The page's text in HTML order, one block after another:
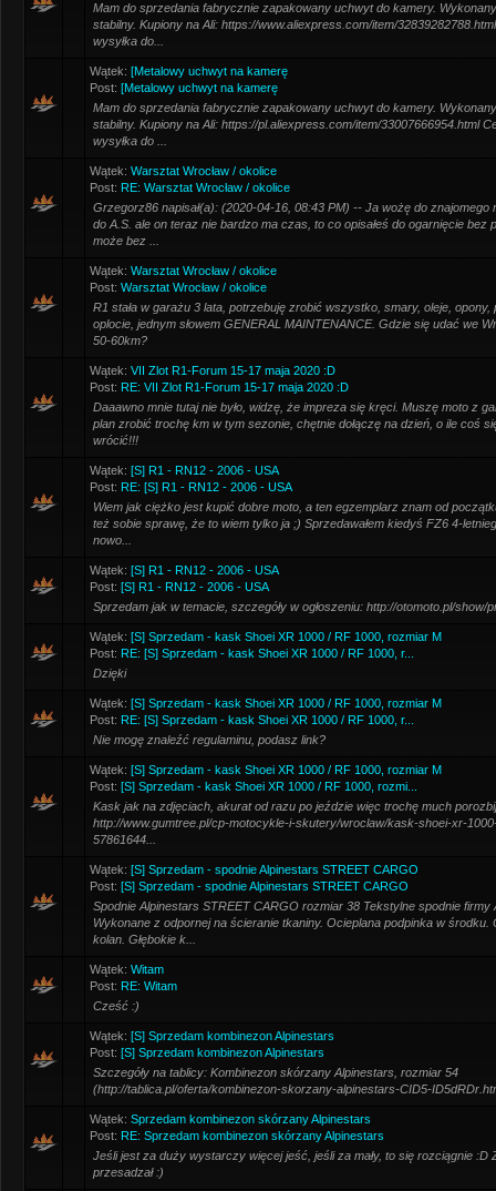
Mam do sprzedania fabrycznie zapakowany uchwyt do kamery.
stabilny. Kupiony na Ali: https://www.aliexpress.com/item/
wysyłka do...
Wątek: [Metalowy uchwyt na kamerę
Post: [Metalowy uchwyt na kamerę
Mam do sprzedania fabrycznie zapakowany uchwyt do kamery.
stabilny. Kupiony na Ali: https://pl.aliexpress.com/item/33007666954.html
wysyłka do ...
Wątek: Warsztat Wrocław / okolice
Post: RE: Warsztat Wrocław / okolice
Grzegorz86 napisał(a): (2020-04-16, 08:43 PM) -- Ja wożę do znajomego
do A.S. ale on teraz nie bardzo ma czas, to co opisałeś do ogarnięcie bez
może bez ...
Wątek: Warsztat Wrocław / okolice
Post: Warsztat Wrocław / okolice
R1 stała w garażu 3 lata, potrzebuję zrobić wszystko, smary, oleje, opony,
oplocie, jednym słowem GENERAL MAINTENANCE. Gdzie się udać we
50-60km?
Wątek: VII Zlot R1-Forum 15-17 maja 2020 :D
Post: RE: VII Zlot R1-Forum 15-17 maja 2020 :D
Daaawno mnie tutaj nie było, widzę, że impreza się kręci. Muszę moto z
plan zrobić trochę km w tym sezonie, chętnie dołączę na dzień, o ile coś
wrócić!!!
Wątek: [S] R1 - RN12 - 2006 - USA
Post: RE: [S] R1 - RN12 - 2006 - USA
Wiem jak ciężko jest kupić dobre moto, a ten egzemplarz znam od
też sobie sprawę, że to wiem tylko ja ;) Sprzedawałem kiedyś FZ6 4-
nowo...
Wątek: [S] R1 - RN12 - 2006 - USA
Post: [S] R1 - RN12 - 2006 - USA
Sprzedam jak w temacie, szczegóły w ogłoszeniu: http://otomoto.pl/show/
Wątek: [S] Sprzedam - kask Shoei XR 1000 / RF 1000, rozmiar M
Post: RE: [S] Sprzedam - kask Shoei XR 1000 / RF 1000, r...
Dzięki
Wątek: [S] Sprzedam - kask Shoei XR 1000 / RF 1000, rozmiar M
Post: RE: [S] Sprzedam - kask Shoei XR 1000 / RF 1000, r...
Nie mogę znaleźć regulaminu, podasz link?
Wątek: [S] Sprzedam - kask Shoei XR 1000 / RF 1000, rozmiar M
Post: [S] Sprzedam - kask Shoei XR 1000 / RF 1000, rozmi...
Kask jak na zdjęciach, akurat od razu po jeździe więc trochę much
http://www.gumtree.pl/cp-motocykle-i-skutery/wroclaw/kask-shoei-xr-
57861644...
Wątek: [S] Sprzedam - spodnie Alpinestars STREET CARGO
Post: [S] Sprzedam - spodnie Alpinestars STREET CARGO
Spodnie Alpinestars STREET CARGO rozmiar 38 Tekstylne spodnie firmy
Wykonane z odpornej na ścieranie tkaniny. Ocieplana podpinka w
kolan. Głębokie k...
Wątek: Witam
Post: RE: Witam
Cześć :)
Wątek: [S] Sprzedam kombinezon Alpinestars
Post: [S] Sprzedam kombinezon Alpinestars
Szczegóły na tablicy: Kombinezon skórzany Alpinestars, rozmiar 54
(http://tablica.pl/oferta/kombinezon-skorzany-alpinestars-CID5-
Wątek: Sprzedam kombinezon skórzany Alpinestars
Post: RE: Sprzedam kombinezon skórzany Alpinestars
Jeśli jest za duży wystarczy więcej jeść, jeśli za mały, to się rozciągnie :D
przesadzał :)